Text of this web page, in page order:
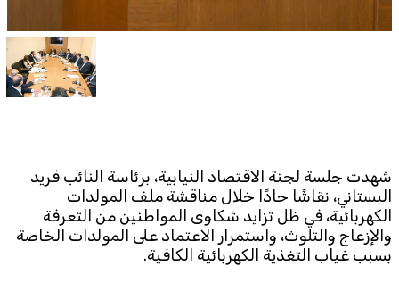
Subscribe to the newsletter
TTV
شهدت جلسة لجنة الاقتصاد النيابية، برئاسة النائب فريد
البستاني، نقاشًا حادًا خلال مناقشة ملف المولدات
الكهربائية، في ظل تزايد شكاوى المواطنين من التعرفة
والإزعاج والتلوث، واستمرار الاعتماد على المولدات الخاصة
بسبب غياب التغذية الكهربائية الكافية.